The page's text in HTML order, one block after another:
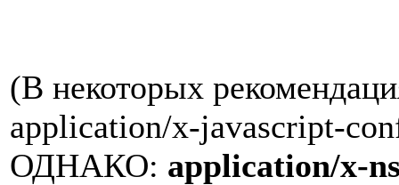
(В некоторых
application/x-javascript-
ОДНАКО: application/x-